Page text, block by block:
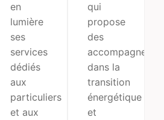
en
lumière
ses
services
dédiés
aux
particuliers
et aux
qui
propose
des
dans la
transition
énergétique
et